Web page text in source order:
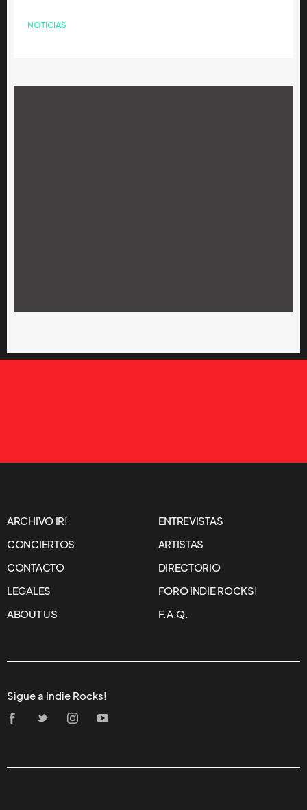
NOTICIAS
ARCHIVO IR!
ENTREVISTAS
CONCIERTOS
ARTISTAS
CONTACTO
DIRECTORIO
LEGALES
FORO INDIE ROCKS!
ABOUT US
F.A.Q.
Sigue a Indie Rocks!